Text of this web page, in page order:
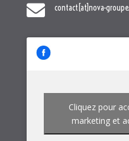
 contact[at]nova-
Cliquez pour
marketing et